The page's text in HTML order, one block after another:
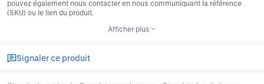
pouvez également nous contacter en nous communiquant la référence
(SKU) ou le lien du produit.
Afficher plus
Signaler ce produit